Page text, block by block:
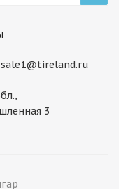
sale1@tireland.ru
3